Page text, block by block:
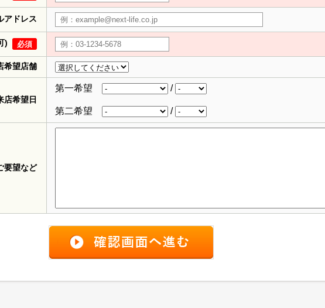
アドレス
) 必須
希望店舗
店希望日
第一希望 /
第二希望 /
要望など